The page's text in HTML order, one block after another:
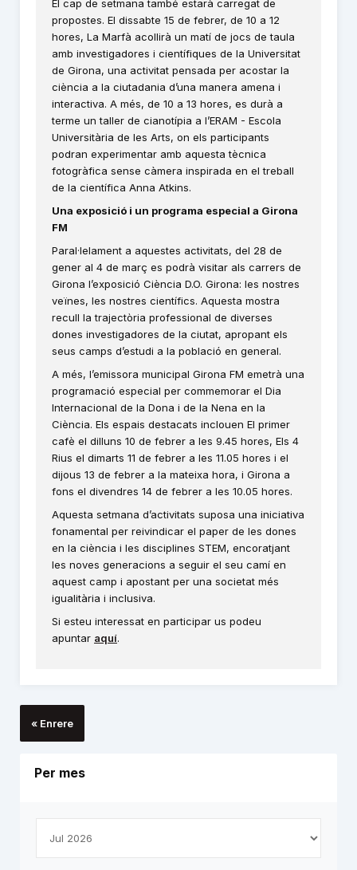
El cap de setmana també estarà carregat de
propostes. El dissabte 15 de febrer, de 10 a 12
hores, La Marfà acollirà un matí de jocs de taula
amb investigadores i científiques de la Universitat
de Girona, una activitat pensada per acostar la
ciència a la ciutadania d’una manera amena i
interactiva. A més, de 10 a 13 hores, es durà a
terme un taller de cianotípia a l’ERAM - Escola
Universitària de les Arts, on els participants
podran experimentar amb aquesta tècnica
fotogràfica sense càmera inspirada en el treball
de la científica Anna Atkins.
Una exposició i un programa especial a Girona
FM
Paral·lelament a aquestes activitats, del 28 de
gener al 4 de març es podrà visitar als carrers de
Girona l’exposició Ciència D.O. Girona: les nostres
veïnes, les nostres científics. Aquesta mostra
recull la trajectòria professional de diverses
dones investigadores de la ciutat, apropant els
seus camps d’estudi a la població en general.
A més, l’emissora municipal Girona FM emetrà una
programació especial per commemorar el Dia
Internacional de la Dona i de la Nena en la
Ciència. Els espais destacats inclouen El primer
cafè el dilluns 10 de febrer a les 9.45 hores, Els 4
Rius el dimarts 11 de febrer a les 11.05 hores i el
dijous 13 de febrer a la mateixa hora, i Girona a
fons el divendres 14 de febrer a les 10.05 hores.
Aquesta setmana d’activitats suposa una iniciativa
fonamental per reivindicar el paper de les dones
en la ciència i les disciplines STEM, encoratjant
les noves generacions a seguir el seu camí en
aquest camp i apostant per una societat més
igualitària i inclusiva.
Si esteu interessat en participar us podeu
apuntar aquí.
« Enrere
Per mes